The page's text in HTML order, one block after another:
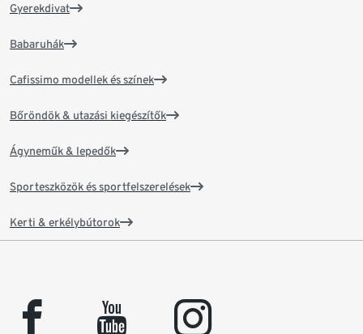
Gyerekdivat
Babaruhák
Cafissimo modellek és színek
Bőröndök & utazási kiegészítők
Ágyneműk & lepedők
Sporteszközök és sportfelszerelések
Kerti & erkélybútorok
facebook youtube instagram